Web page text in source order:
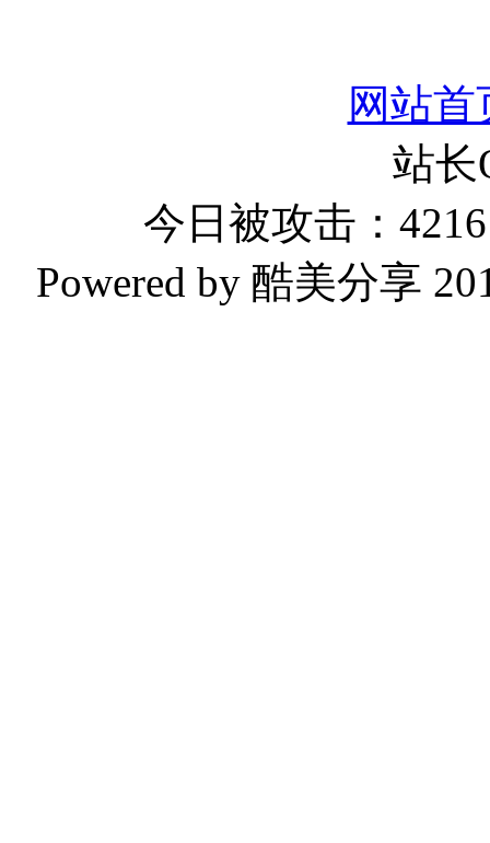
网站首
站
今日被攻击：
Powered by 酷美分享